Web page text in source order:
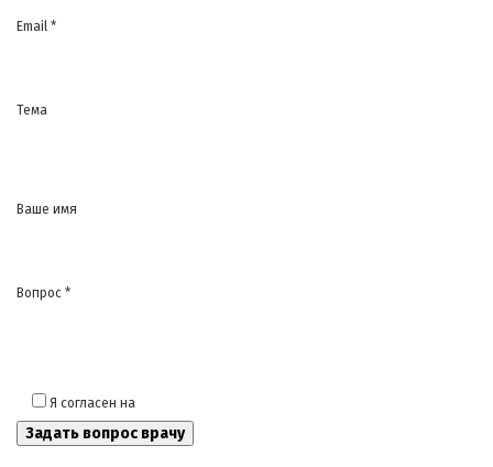
Email *
Тема
Ваше имя
Вопрос *
Я согласен на